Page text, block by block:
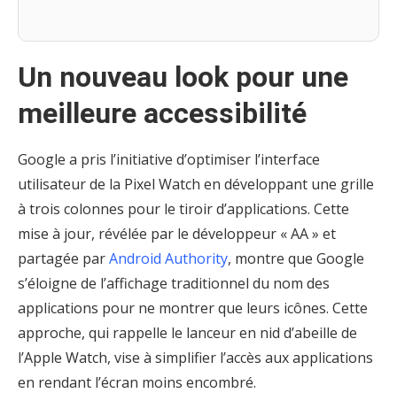
Un nouveau look pour une
meilleure accessibilité
Google a pris l’initiative d’optimiser l’interface
utilisateur de la Pixel Watch en développant une grille
à trois colonnes pour le tiroir d’applications. Cette
mise à jour, révélée par le développeur « AA » et
partagée parAndroid Authority, montre que Google
s’éloigne de l’affichage traditionnel du nom des
applications pour ne montrer que leurs icônes. Cette
approche, qui rappelle le lanceur en nid d’abeille de
l’Apple Watch, vise à simplifier l’accès aux applications
en rendant l’écran moins encombré.